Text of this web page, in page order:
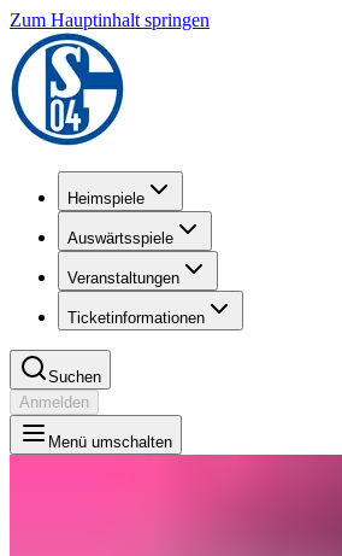
Zum Hauptinhalt springen
Heimspiele
Auswärtsspiele
Veranstaltungen
Ticketinformationen
Suchen
Anmelden
Menü umschalten